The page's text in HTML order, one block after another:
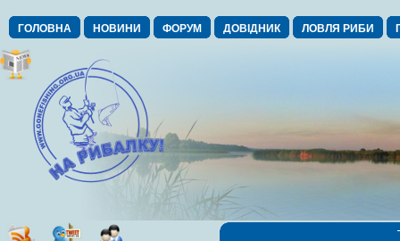
ГОЛОВНА НОВИНИ ФОРУМ ДОВІДНИК ЛОВЛЯ РИБИ